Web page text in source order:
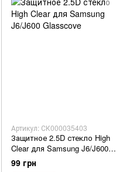
Артикул: СК000035403
Защитное 2.5D стекло High
Clear для Samsung J6/J600
Glasscove
99 грн